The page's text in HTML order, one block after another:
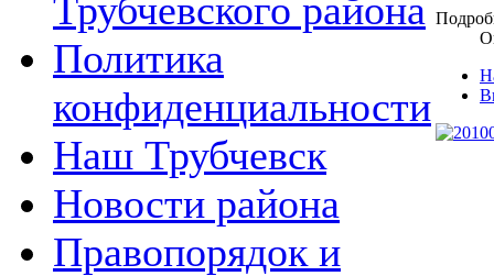
Трубчевского района
Политика
конфиденциальности
Наш Трубчевск
Новости района
Правопорядок и